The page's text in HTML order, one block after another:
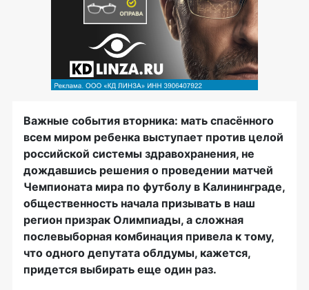
Важные события вторника: мать спасённого
всем миром ребенка выступает против целой
российской системы здравохранения, не
дождавшись решения о проведении матчей
Чемпионата мира по футболу в Калининграде,
общественность начала призывать в наш
регион призрак Олимпиады, а сложная
послевыборная комбинация привела к тому,
что одного депутата облдумы, кажется,
придется выбирать еще один раз.